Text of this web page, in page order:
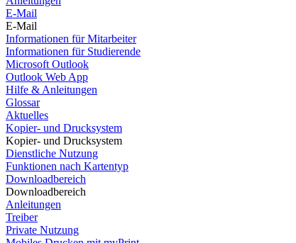
E-Mail
E-Mail
Informationen für Mitarbeiter
Informationen für Studierende
Microsoft Outlook
Outlook Web App
Hilfe & Anleitungen
Glossar
Aktuelles
Kopier- und Drucksystem
Kopier- und Drucksystem
Dienstliche Nutzung
Funktionen nach Kartentyp
Downloadbereich
Downloadbereich
Anleitungen
Treiber
Private Nutzung